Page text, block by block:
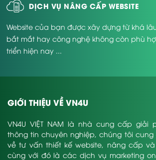
DỊCH VỤ NÂNG CẤP WEBSITE
Website của bạn được xây dựng từ khá
bắt mắt hay công nghệ không còn phù
triển hiện nay ...
GIỚI THIỆU VỀ VN4U
VN4U VIỆT NAM là nhà cung cấp giải
thông tin chuyên nghiệp, chúng tôi
về tư vấn thiết kế website, nâng cấp
cùng với đó là các dịch vụ marketing